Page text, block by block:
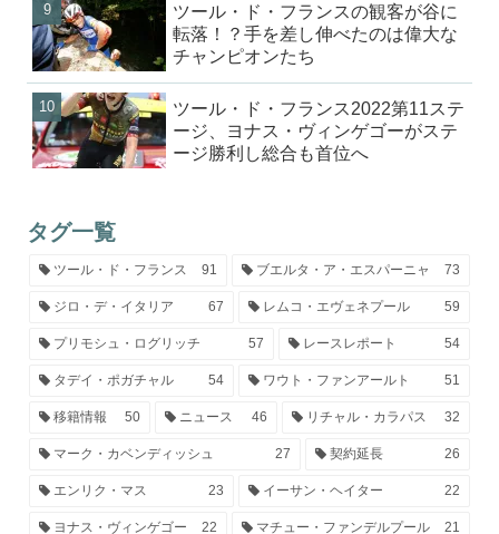
ツール・ド・フランスの観客が谷に
転落！？手を差し伸べたのは偉大な
チャンピオンたち
ツール・ド・フランス2022第11ステ
ージ、ヨナス・ヴィンゲゴーがステ
ージ勝利し総合も首位へ
タグ一覧
ツール・ド・フランス 91 ブエルタ・ア・エスパーニャ 73
ジロ・デ・イタリア 67 レムコ・エヴェネプール 59
プリモシュ・ログリッチ 57 レースレポート 54
タデイ・ポガチャル 54 ワウト・ファンアールト 51
移籍情報 50 ニュース 46 リチャル・カラパス 32
マーク・カベンディッシュ 27 契約延長 26
エンリク・マス 23 イーサン・ヘイター 22
ヨナス・ヴィンゲゴー 22 マチュー・ファンデルプール 21